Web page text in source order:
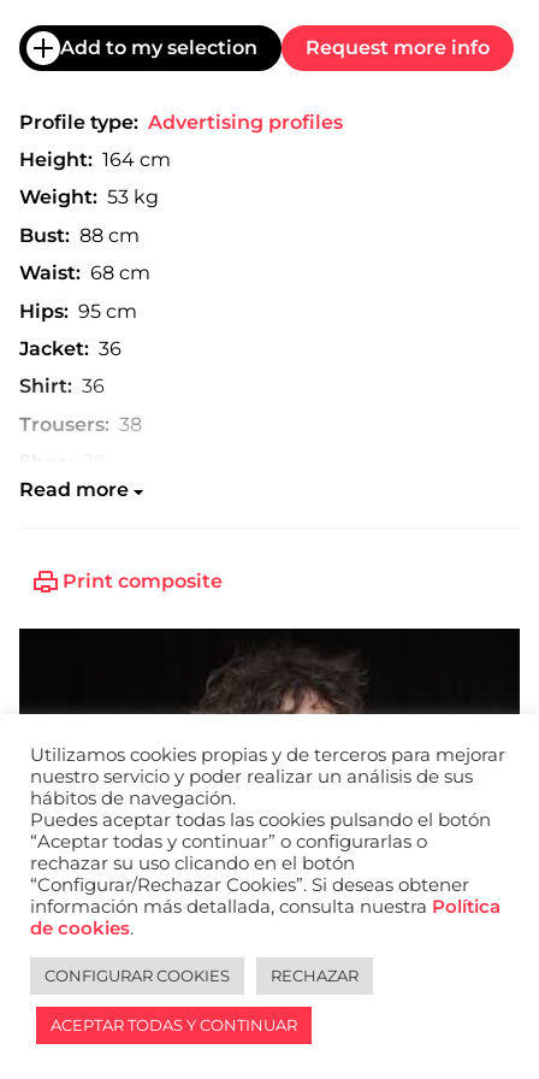
Add to my selection Request more info
Profile type: Advertising profiles
Height: 164 cm
Weight: 53 kg
Bust: 88 cm
Waist: 68 cm
Hips: 95 cm
Jacket: 36
Shirt: 36
Trousers: 38
Read more
Print composite
2026 © WANTED
Legal notice Español
Utilizamos cookies propias y de terceros para mejorar
nuestro servicio y poder realizar un análisis de sus
hábitos de navegación.
Puedes aceptar todas las cookies pulsando el botón
“Aceptar todas y continuar” o configurarlas o
rechazar su uso clicando en el botón
“Configurar/Rechazar Cookies”. Si deseas obtener
información más detallada, consulta nuestra Política
de cookies.
CONFIGURAR COOKIES RECHAZAR
ACEPTAR TODAS Y CONTINUAR